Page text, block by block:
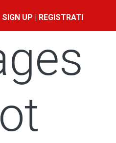
SIGN UP | REGISTRATI